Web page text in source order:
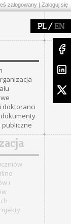
zalogowany | Zaloguj się
PL/ EN
doktoranci
publiczne
i